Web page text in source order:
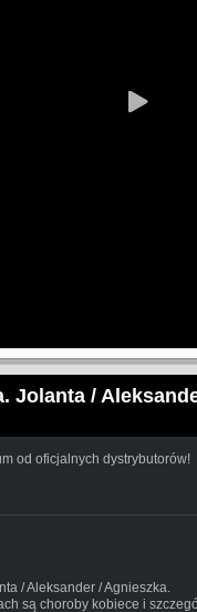
Jolanta /
od oficjalnych dystrybutorów!
/ Aleksander / Agnieszka.
są choroby kobiece i